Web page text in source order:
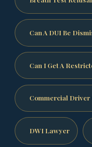
Can A DUI Be
Can I Get A
Commercial
DWI Lawyer